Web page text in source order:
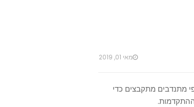
מאי 01, 2019
מתנדבים מתקבצים כדי